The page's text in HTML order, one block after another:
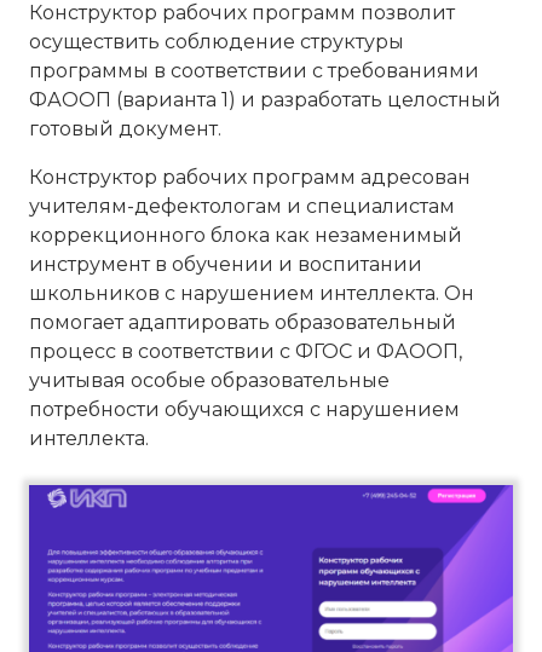
Конструктор рабочих программ позволит
осуществить соблюдение структуры
программы в соответствии с требованиями
ФАООП (варианта 1) и разработать целостный
готовый документ.
Конструктор рабочих программ адресован
учителям-дефектологам и специалистам
коррекционного блока как незаменимый
инструмент в обучении и воспитании
школьников с нарушением интеллекта. Он
помогает адаптировать образовательный
процесс в соответствии с ФГОС и ФАООП,
учитывая особые образовательные
потребности обучающихся с нарушением
интеллекта.